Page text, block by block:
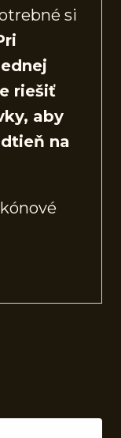
si
riešiť
aby
na